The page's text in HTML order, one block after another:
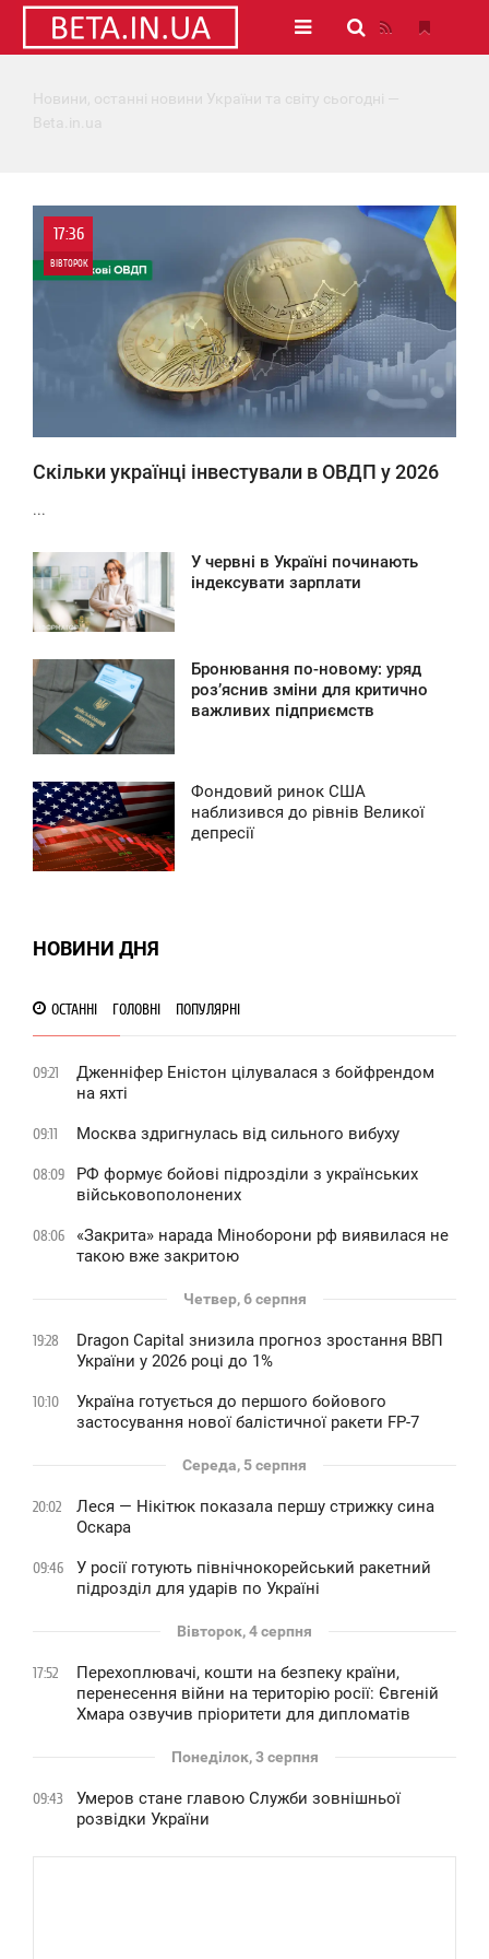
Новини, останні новини України та світу сьогодні —
Beta.in.ua
17:36
ВІВТОРОК
Скільки українці інвестували в ОВДП у 2026
...
У червні в Україні починають
індексувати зарплати
Бронювання по-новому: уряд
роз’яснив зміни для критично
важливих підприємств
Фондовий ринок США
наблизився до рівнів Великої
депресії
НОВИНИ ДНЯ
ОСТАННІ ГОЛОВНІ ПОПУЛЯРНІ
09:21
Дженніфер Еністон цілувалася з бойфрендом
на яхті
09:11 Москва здригнулась від сильного вибуху
08:09
РФ формує бойові підрозділи з українських
військовополонених
08:06
«Закрита» нарада Міноборони рф виявилася не
такою вже закритою
Четвер, 6 серпня
19:28
Dragon Capital знизила прогноз зростання ВВП
України у 2026 році до 1%
10:10
Україна готується до першого бойового
застосування нової балістичної ракети FP-7
Середа, 5 серпня
20:02
Леся — Нікітюк показала першу стрижку сина
Оскара
09:46
У росії готують північнокорейський ракетний
підрозділ для ударів по Україні
Вівторок, 4 серпня
17:52
Перехоплювачі, кошти на безпеку країни,
перенесення війни на територію росії: Євгеній
Хмара озвучив пріоритети для дипломатів
Понеділок, 3 серпня
09:43
Умеров стане главою Служби зовнішньої
розвідки України